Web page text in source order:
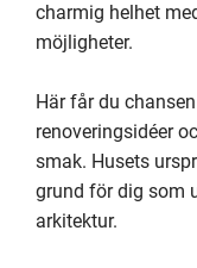
charmig helhet
möjligheter.
Här får du
renoveringsidéer
smak. Husets
grund för dig som
arkitektur.